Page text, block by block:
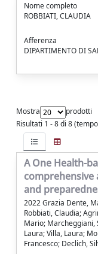
Nome completo
ROBBIATI, CLAUDIA
Afferenza
DIPARTIMENTO DI
Mostra
prodotti
Risultati 1 - 8 di 8
A One Health-
and
2022 Grazia Dente,
Robbiati, Claudia;
Mario; Marcheggiani,
Laura; Villa, Laura;
Francesco; Declich,